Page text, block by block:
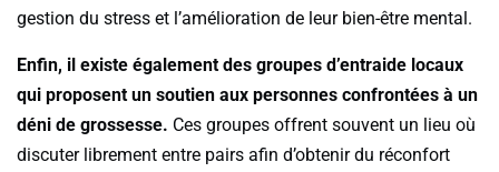
gestion du stress et l’amélioration de leur bien-être mental.
Enfin, il existe également des groupes d’entraide locaux
qui proposent un soutien aux personnes confrontées à un
déni de grossesse. Ces groupes offrent souvent un lieu où
discuter librement entre pairs afin d’obtenir du réconfort